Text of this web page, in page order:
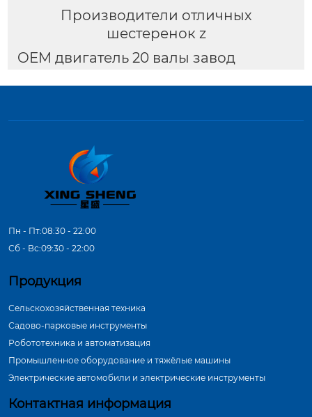
Производители отличных
шестеренок z
OEM двигатель 20 валы завод
Пн - Пт:08:30 - 22:00
Сб - Вс:09:30 - 22:00
Продукция
Сельскохозяйственная техника
Садово-парковые инструменты
Робототехника и автоматизация
Промышленное оборудование и тяжёлые машины
Электрические автомобили и электрические инструменты
Контактная информация